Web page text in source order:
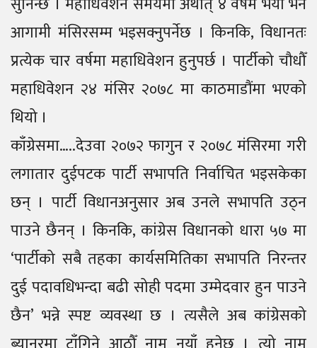
आगामी मंसिरसम्म भइसक्नुपर्नेछ । किनकि, विधानतः
प्रत्येक चार वर्षमा महाधिवेशन हुनुपर्छ । पार्टीको चौधौँ
महाधिवेशन २४ मंसिर २०७८ मा काठमाडौंमा भएको
थियो ।
काँग्रेसमा…..देउवा २०७२ फागुन र २०७८ मंसिरमा गरी
लगातार दुईपटक पार्टी सभापति निर्वाचित भइसकेका
छन् । पार्टी विधानअनुसार अब उनले सभापति उठ्न
पाउने छैनन् । किनकि, कांग्रेस विधानको धारा ५७ मा
‘पार्टीको सबै तहका कार्यसमितिका सभापति निरन्तर
दुई पदावधिभन्दा बढी सोही पदमा उम्मेदवार हुन पाउने
छैन’ भन्ने स्पष्ट व्यवस्था छ । त्यसैले अब कांग्रेसको